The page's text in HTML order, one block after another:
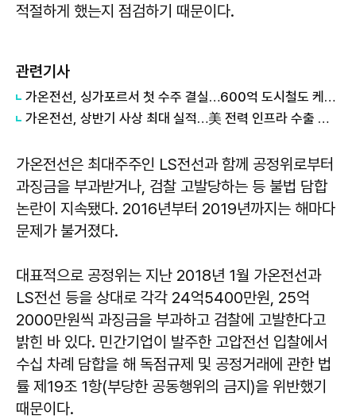
적절하게 했는지 점검하기 때문이다.
관련기사
가온전선, 싱가포르서 첫 수주 결실…600억 도시철도 케이블 공급
가온전선, 상반기 사상 최대 실적…美 전력 인프라 수출 확대
가온전선은 최대주주인 LS전선과 함께 공정위로부터
과징금을 부과받거나, 검찰 고발당하는 등 불법 담합
논란이 지속됐다. 2016년부터 2019년까지는 해마다
문제가 불거졌다.
대표적으로 공정위는 지난 2018년 1월 가온전선과
LS전선 등을 상대로 각각 24억5400만원, 25억
2000만원씩 과징금을 부과하고 검찰에 고발한다고
밝힌 바 있다. 민간기업이 발주한 고압전선 입찰에서
수십 차례 담합을 해 독점규제 및 공정거래에 관한 법
률 제19조 1항(부당한 공동행위의 금지)을 위반했기
때문이다.